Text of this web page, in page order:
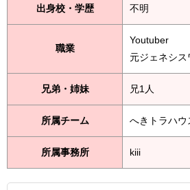
出身校・学歴 不明
職業
Youtuber
元ジェネシス
兄弟・姉妹 兄1人
所属チーム へきトラハウ
所属事務所 kiii